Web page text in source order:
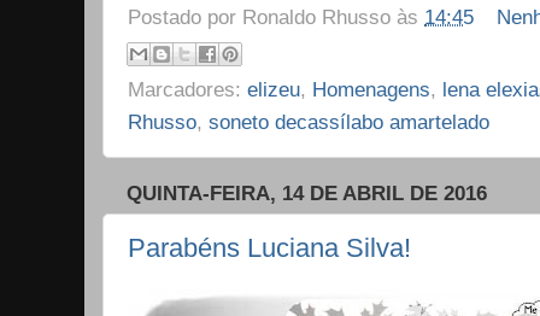
Postado por Ronaldo Rhusso às 14:45
Marcadores: elizeu, Homenagens, lena
Rhusso, soneto decassílabo amartelado
QUINTA-FEIRA, 14 DE ABRIL DE 2016
Parabéns Luciana Silva!